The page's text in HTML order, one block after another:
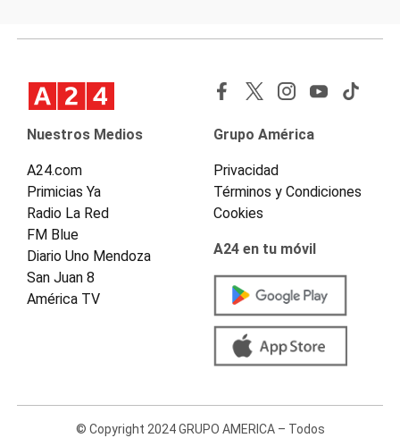
Nuestros Medios
A24.com
Primicias Ya
Radio La Red
FM Blue
Diario Uno Mendoza
San Juan 8
América TV
Grupo América
Privacidad
Términos y Condiciones
Cookies
A24 en tu móvil
© Copyright 2024 GRUPO AMERICA – Todos